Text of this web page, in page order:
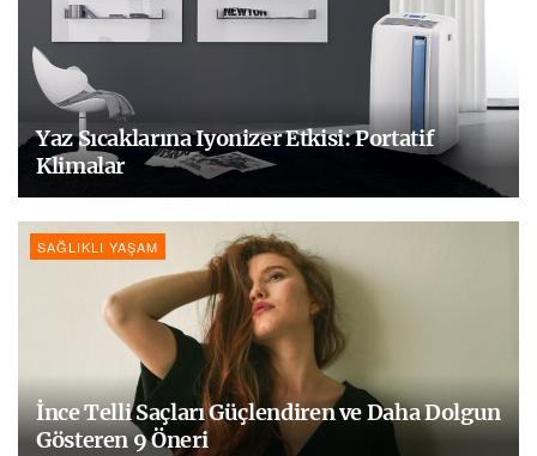
Yaz Sıcaklarına Iyonizer Etkisi: Portatif
Klimalar
SAĞLIKLI YAŞAM
İnce Telli Saçları Güçlendiren ve Daha Dolgun
Gösteren 9 Öneri